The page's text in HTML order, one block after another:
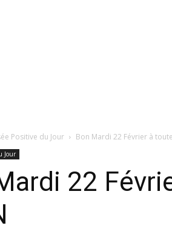
Positive du Jour Bon Mardi 22 Février à
Jour
22